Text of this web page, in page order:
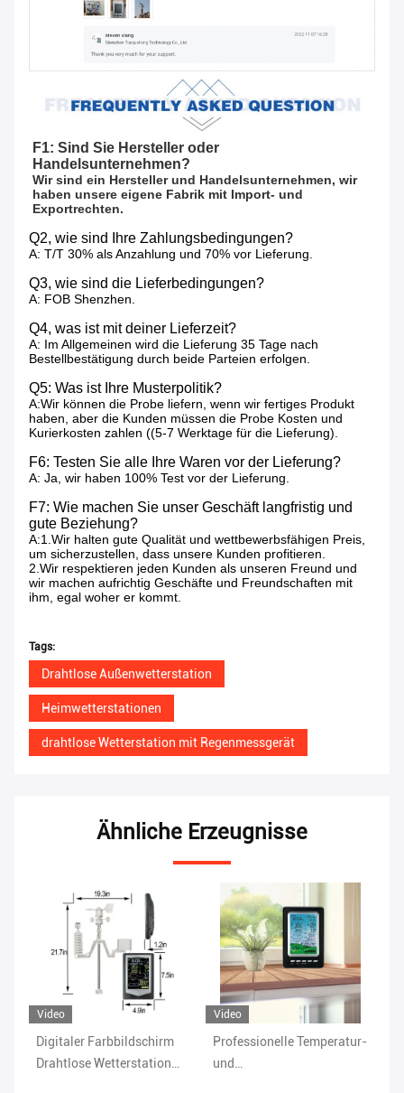
F1: Sind Sie Hersteller oder
Handelsunternehmen?
Wir sind ein Hersteller und Handelsunternehmen, wir
haben unsere eigene Fabrik mit Import- und
Exportrechten.
Q2, wie sind Ihre Zahlungsbedingungen?
A: T/T 30% als Anzahlung und 70% vor Lieferung.
Q3, wie sind die Lieferbedingungen?
A: FOB Shenzhen.
Q4, was ist mit deiner Lieferzeit?
A: Im Allgemeinen wird die Lieferung 35 Tage nach
Bestellbestätigung durch beide Parteien erfolgen.
Q5: Was ist Ihre Musterpolitik?
A:Wir können die Probe liefern, wenn wir fertiges Produkt
haben, aber die Kunden müssen die Probe Kosten und
Kurierkosten zahlen ((5-7 Werktage für die Lieferung).
F6: Testen Sie alle Ihre Waren vor der Lieferung?
A: Ja, wir haben 100% Test vor der Lieferung.
F7: Wie machen Sie unser Geschäft langfristig und
gute Beziehung?
A:1.Wir halten gute Qualität und wettbewerbsfähigen Preis,
um sicherzustellen, dass unsere Kunden profitieren.
2.Wir respektieren jeden Kunden als unseren Freund und
wir machen aufrichtig Geschäfte und Freundschaften mit
ihm, egal woher er kommt.
Tags:
Drahtlose Außenwetterstation
Heimwetterstationen
drahtlose Wetterstation mit Regenmessgerät
Ähnliche Erzeugnisse
Video
Professionelle Temperatur-
und
Regenbereich von 0 bis 9
Indoor Wireless Outdoor